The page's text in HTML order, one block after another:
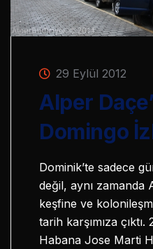
29 Eylül 2012
Alper
Domingo
Dominik’te sadece
değil, aynı zamanda
keşfine ve
tarih karşımıza çıktı.
Habana Jose Marti